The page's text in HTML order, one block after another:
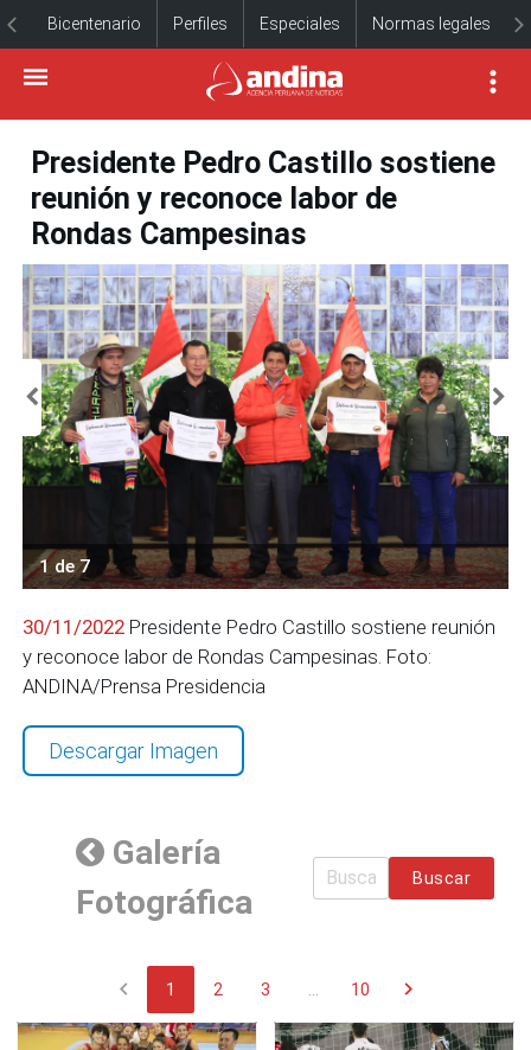
Bicentenario Perfiles Especiales Normas legales
Presidente Pedro Castillo sostiene
reunión y reconoce labor de
Rondas Campesinas
1 de 7
30/11/2022 Presidente Pedro Castillo sostiene reunión
y reconoce labor de Rondas Campesinas. Foto:
ANDINA/Prensa Presidencia
Descargar Imagen
Galería
Fotográfica
Buscar
chevron_left 1 2 3 10 chevron_right